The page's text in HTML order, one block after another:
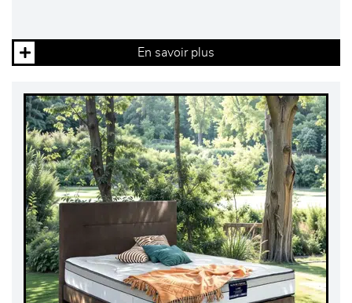
En savoir plus